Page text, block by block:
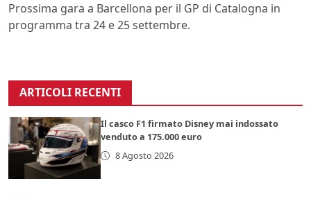
Prossima gara a Barcellona per il GP di Catalogna in
programma tra 24 e 25 settembre.
ARTICOLI RECENTI
Il casco F1 firmato Disney mai indossato
venduto a 175.000 euro
8 Agosto 2026